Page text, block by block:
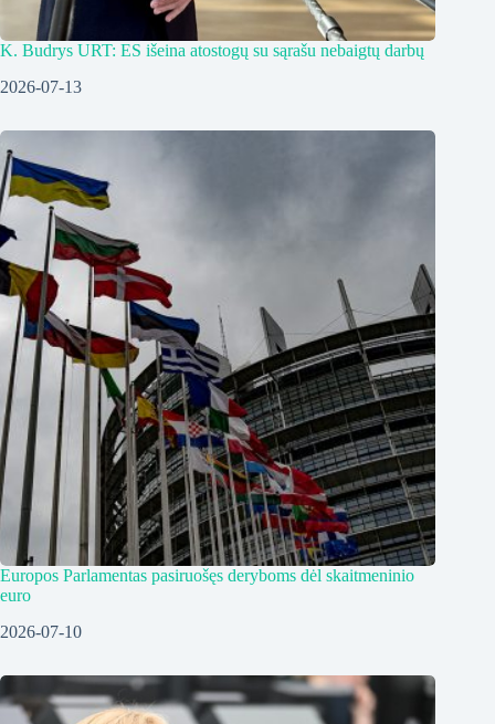
K. Budrys URT: ES išeina atostogų su sąrašu nebaigtų darbų
2026-07-13
Europos Parlamentas pasiruošęs deryboms dėl skaitmeninio
euro
2026-07-10